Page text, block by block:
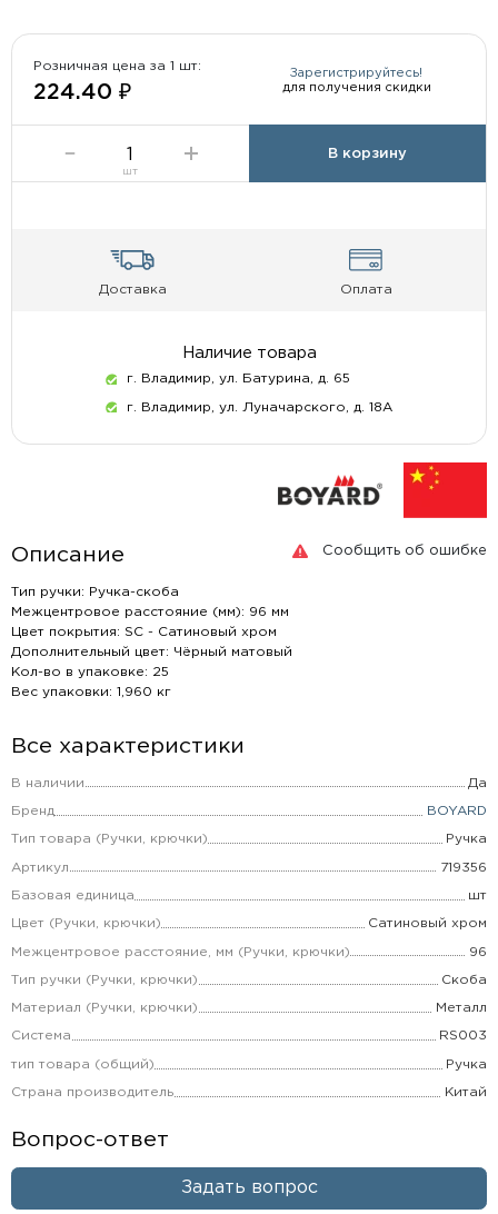
Розничная цена за 1 шт:
224.40 ₽
Зарегистрируйтесь!
для получения скидки
шт
В корзину
Доставка Оплата
Наличие товара
г. Владимир, ул. Батурина, д. 65
г. Владимир, ул. Луначарского, д. 18А
Сообщить об ошибке
Описание
Тип ручки: Ручка-скоба
Межцентровое расстояние (мм): 96 мм
Цвет покрытия: SC - Сатиновый хром
Дополнительный цвет: Чёрный матовый
Кол-во в упаковке: 25
Вес упаковки: 1,960 кг
Все характеристики
В наличии Да
Бренд BOYARD
Тип товара (Ручки, крючки) Ручка
Артикул 719356
Базовая единица шт
Цвет (Ручки, крючки) Сатиновый хром
Межцентровое расстояние, мм (Ручки, крючки) 96
Тип ручки (Ручки, крючки) Скоба
Материал (Ручки, крючки) Металл
Система RS003
тип товара (общий) Ручка
Страна производитель Китай
Вопрос-ответ
Задать вопрос